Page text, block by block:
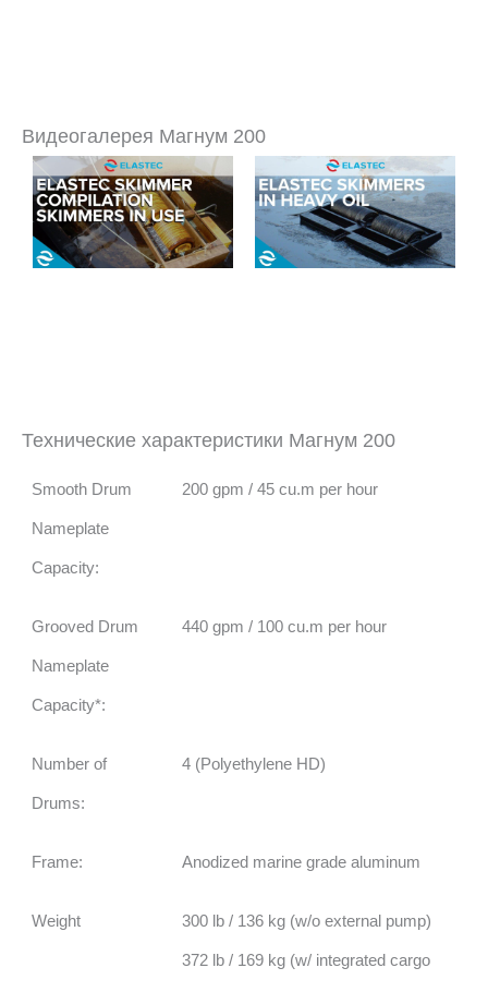
Видеогалерея Магнум 200
Технические характеристики Магнум 200
Smooth Drum
Nameplate
Capacity:
200 gpm / 45 cu.m per hour
Grooved Drum
Nameplate
Capacity*:
440 gpm / 100 cu.m per hour
Number of
Drums:
4 (Polyethylene HD)
Frame: Anodized marine grade aluminum
Weight 300 lb / 136 kg (w/o external pump)
372 lb / 169 kg (w/ integrated cargo